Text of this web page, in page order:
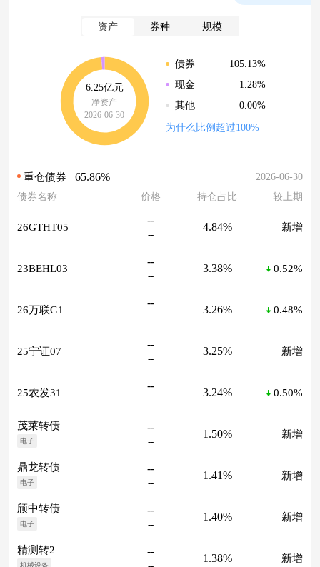
资产 券种 规模
6.25亿元
净资产
2026-06-30
债券
105.13%
现金
1.28%
其他
0.00%
为什么比例超过100%
重仓债券 65.86%
2026-06-30
债券名称
价格 持仓占比 较上期
26GTHT05
--
--
4.84% 新增
23BEHL03
--
--
3.38% 0.52%
26万联G1
--
--
3.26% 0.48%
25宁证07
--
--
3.25% 新增
25农发31
--
--
3.24% 0.50%
茂莱转债
电子
--
--
1.50% 新增
鼎龙转债
电子
--
--
1.41% 新增
颀中转债
电子
--
--
1.40% 新增
精测转2 --
1.38% 新增